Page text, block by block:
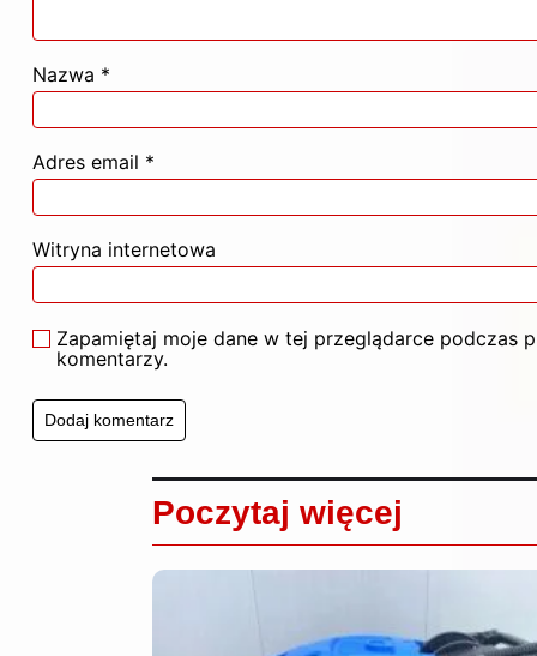
Nazwa *
Adres email *
Witryna internetowa
Zapamiętaj moje dane w tej przeglądarce podczas
komentarzy.
Poczytaj więcej